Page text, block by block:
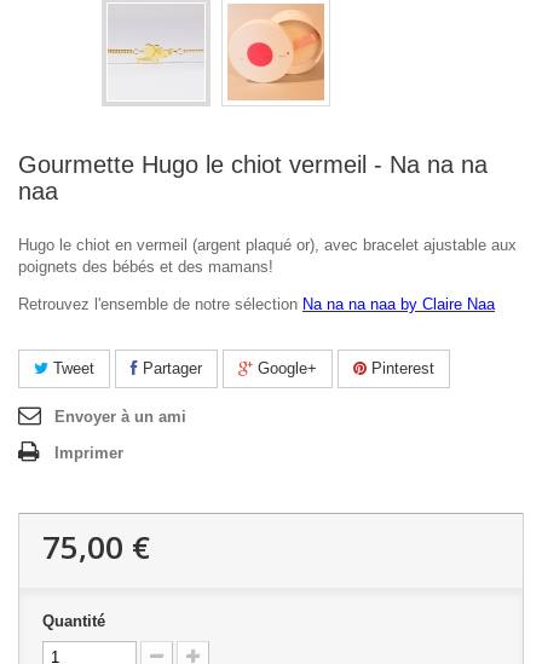
Gourmette Hugo le chiot vermeil - Na na na
naa
Hugo le chiot en vermeil (argent plaqué or), avec bracelet ajustable aux
poignets des bébés et des mamans!
Retrouvez l'ensemble de notre sélection Na na na naa by Claire Naa
Tweet Partager Google+ Pinterest
Envoyer à un ami
Imprimer
75,00 €
Quantité